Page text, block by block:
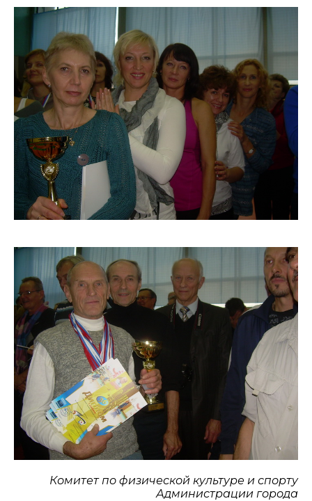
Комитет по физической культуре и спорту
Администрации города